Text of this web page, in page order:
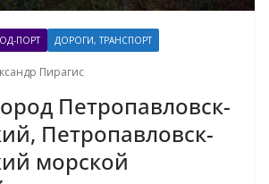
ПОРТ ДОРОГИ, ТРАНСПОРТ
Пирагис
Петропавловск-
Петропавловск-
морской